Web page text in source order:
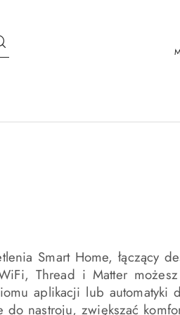
Smart Home, łączący
Thread i Matter
aplikacji lub automatyki
nastroju, zwiększać